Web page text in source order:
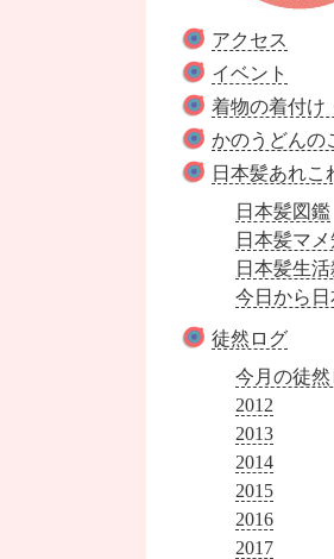
アクセス
イベント
着物の着付け
かのうどんの
日本髪あれこ
日本髪図鑑
日本髪マ
日本髪生
今日から
徒然ログ
今月の徒然
2012
2013
2014
2015
2016
2017